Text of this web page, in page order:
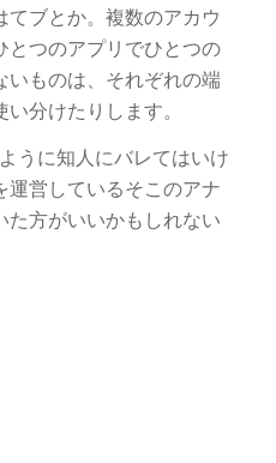
ブとか。複数のアカウ
とつのアプリでひとつの
いものは、それぞれの端
分けたりします。
うに知人にバレてはいけ
運営しているそこのアナ
た方がいいかもしれない